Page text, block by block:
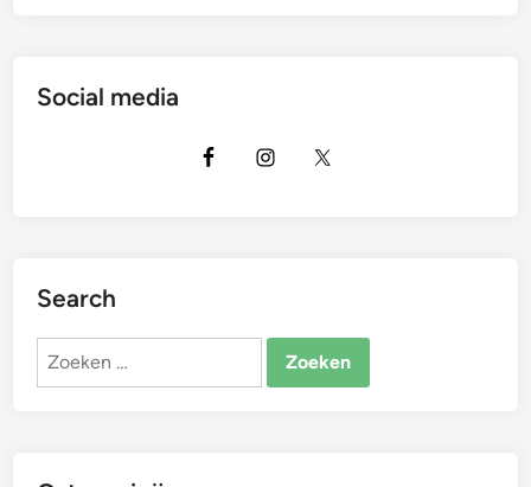
Social media
Search
Zoeken